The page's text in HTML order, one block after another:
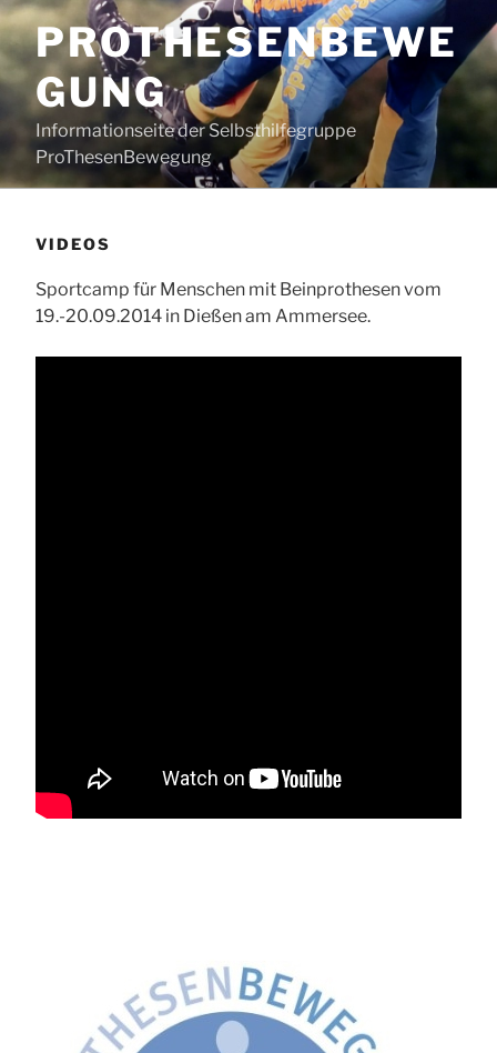
Zum
Inhalt
springenPROTHESENBEWE
GUNG
Informationseite der Selbsthilfegruppe
ProThesenBewegung
VIDEOS
Sportcamp für Menschen mit Beinprothesen vom
19.-20.09.2014 in Dießen am Ammersee.